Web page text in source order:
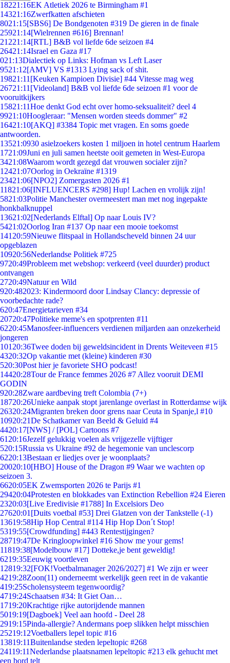
18221:16EK Atletiek 2026 te Birmingham #1
14321:16Zwerfkatten afschieten
8021:15[SBS6] De Bondgenoten #319 De gieren in de finale
25921:14[Wielrennen #616] Brennan!
21221:14[RTL] B&B vol liefde 6de seizoen #4
26421:14Israel en Gaza #17
021:13Dialectiek op Links: Hofman vs Left Laser
9521:12[AMV] VS #1313 Lying sack of shit.
19821:11 [Keuken Kampioen Divisie] #44 Vitesse mag weg
26721:11 [Videoland] B&B vol liefde 6de seizoen #1 voor de
vooruitkijkers
15821:11Hoe denkt God echt over homo-seksualiteit? deel 4
9921:10Hoogleraar: "Mensen worden steeds dommer" #2
16421:10[AKQ] #3384 Topic met vragen. En soms goede
antwoorden.
13521:0930 asielzoekers kosten 1 miljoen in hotel centrum Haarlem
1721:09Juni en juli samen heetste ooit gemeten in West-Europa
3421:08Waarom wordt gezegd dat vrouwen socialer zijn?
12421:07Oorlog in Oekraïne #1319
23421:06[NPO2] Zomergasten 2026 #1
11821:06[INFLUENCERS #298] Hup! Lachen en vrolijk zijn!
5821:03Politie Manchester overmeestert man met nog ingepakte
honkbalknuppel
13621:02[Nederlands Elftal] Op naar Louis IV?
5421:02Oorlog Iran #137 Op naar een mooie toekomst
141 20:59Nieuwe flitspaal in Hollandscheveld binnen 24 uur
opgeblazen
10920:56Nederlandse Politiek #725
9720:49Probleem met webshop: verkeerd (veel duurder) product
ontvangen
2720:49Natuur en Wild
920:482023: Kindermoord door Lindsay Clancy: depressie of
voorbedachte rade?
620:47Energietarieven #34
20720:47Politieke meme's en spotprenten #11
6220:45Manosfeer-influencers verdienen miljarden aan onzekerheid
jongeren
101 20:36Twee doden bij geweldsincident in Drents Weiteveen #15
4320:32Op vakantie met (kleine) kinderen #30
520:30Post hier je favoriete SHO podcast!
14420:28Tour de France femmes 2026 #7 Allez vooruit DEMI
GODIN
920:28Zware aardbeving treft Colombia (7+)
18720:26Unieke aanpak stopt jarenlange overlast in Rotterdamse wijk
26320:24Migranten breken door grens naar Ceuta in Spanje,l #10
10920:21De Schatkamer van Beeld & Geluid #4
4420:17[NWS] / [POL] Cartoons #7
61 20:16Jezelf gelukkig voelen als vrijgezelle vijftiger
520:15Russia vs Ukraine #92 de hegemonie van unclescorp
6220:13Bestaan er liedjes over je woonplaats?
20020:10[HBO] House of the Dragon #9 Waar we wachten op
seizoen 3.
6620:05EK Zwemsporten 2026 te Parijs #1
29420:04Protesten en blokkades van Extinction Rebellion #24 Eieren
2320:03[Live Eredivisie #1788] In Excelsiors Deo
27620:01 [Duits voetbal #53] Drei Glatzen von der Tankstelle (-1)
13619:58Hip Hop Central #114 Hip Hop Don´t Stop!
5319:55[Crowdfunding] #443 Rentestijgingen?
28719:47De Kringloopwinkel #16 Show me your gems!
11819:38[Modelbouw #17] Dotteke,je bent geweldig!
6219:35Eeuwig voortleven
12819:32[FOK!Voetbalmanager 2026/2027] #1 We zijn er weer
4219:28Zoon(11) onderneemt werkelijk geen reet in de vakantie
419:25Scholensysteem tegenwoordig?
4719:24Schaatsen #34: It Giet Oan…
1719:20Krachtige rijke autorijdende mannen
5019:19[Dagboek] Veel aan hoofd - Deel 28
2919:15Pinda-allergie? Andermans poep slikken helpt misschien
25219:12Voetballers lepel topic #16
13819:11Buitenlandse steden lepeltopic #268
24119:11Nederlandse plaatsnamen lepeltopic #213 elk gehucht met
een bord telt